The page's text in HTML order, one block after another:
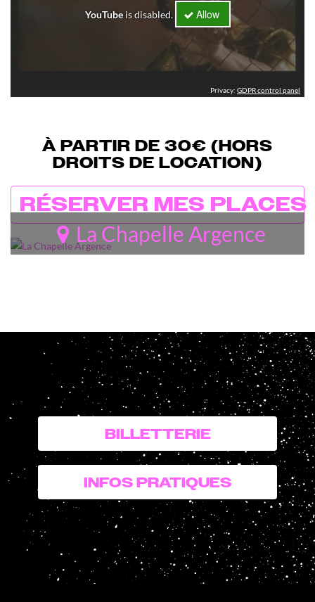
Privacy: GDPR control panel
YouTubeis disabled. Allow
À PARTIR DE 30€ (HORS
DROITS DE LOCATION)
RÉSERVER MES PLACES
La Chapelle Argence
BILLETTERIE
INFOS PRATIQUES